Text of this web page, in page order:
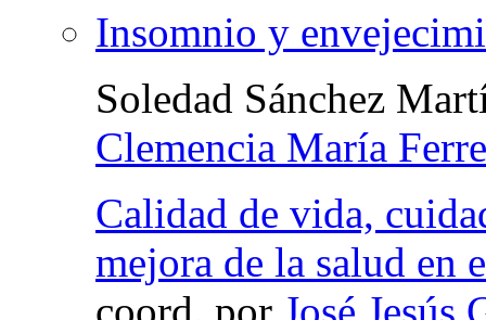
Insomnio y
Soledad Sánchez
Clemencia María
Calidad de vida,
mejora de la salud en
coord. por José Jesús